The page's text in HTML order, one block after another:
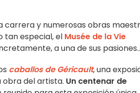
carrera y numerosas obras
tan especial, el Musée de la Vie
a una de sus
caballos de Géricault, una
del artista. Un centenar de